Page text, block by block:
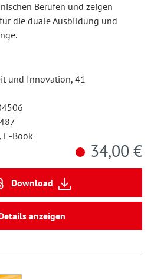
Berufen und zeigen
die duale Ausbildung und
und Innovation, 41
E-Book
34,00 €
Download
anzeigen